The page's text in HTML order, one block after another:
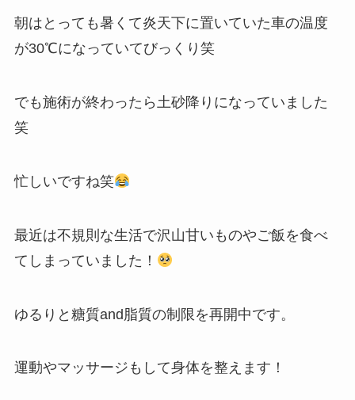
朝はとっても暑くて炎天下に置いていた車の温度
が30℃になっていてびっくり笑
でも施術が終わったら土砂降りになっていました
笑
忙しいですね笑
最近は不規則な生活で沢山甘いものやご飯を食べ
てしまっていました！
ゆるりと糖質and脂質の制限を再開中です。
運動やマッサージもして身体を整えます！